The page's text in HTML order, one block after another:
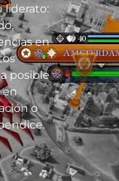
liderato:
en
posible
en
o